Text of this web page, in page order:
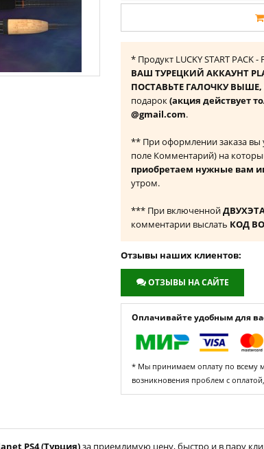
* Продукт LUCKY START PACK
ВАШ ТУРЕЦКИЙ АККАУНТ
ПОСТАВЬТЕ ГАЛОЧКУ ВЫШЕ,
подарок(акция действует
@gmail.com.
** При оформлении заказа вы
поле Комментарий) на
приобретаем нужные вам
утром.
*** При включенной
комментарии выслать КОД
Отзывы наших клиентов:
ОТЗЫВЫ НА САЙТЕ
Оплачивайте удобным для
* Мы принимаем оплату по всему
возникновения проблем с оплатой,
PS4 (Турция)за приемлимую цену, быстро и в пару